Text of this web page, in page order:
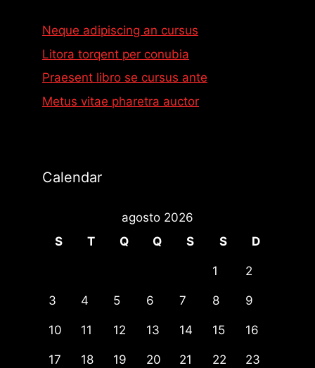
Neque adipiscing an cursus
Litora torqent per conubia
Praesent libro se cursus ante
Metus vitae pharetra auctor
Calendar
agosto 2026
S
T Q Q S S D
1 2
3 4 5 6 7 8 9
10 11 12 13 14 15 16
17 18 19 20 21 22 23